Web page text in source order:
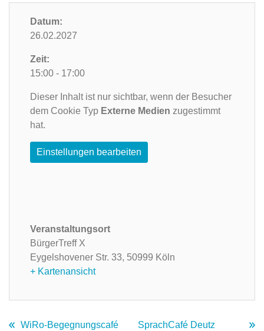
Datum:
26.02.2027
Zeit:
15:00 - 17:00
Dieser Inhalt ist nur sichtbar, wenn der Besucher
dem Cookie Typ Externe Medien zugestimmt
hat.
Einstellungen bearbeiten
Veranstaltungsort
BürgerTreff X
Eygelshovener Str. 33, 50999 Köln
+ Kartenansicht
WiRo-Begegnungscafé SprachCafé Deutz